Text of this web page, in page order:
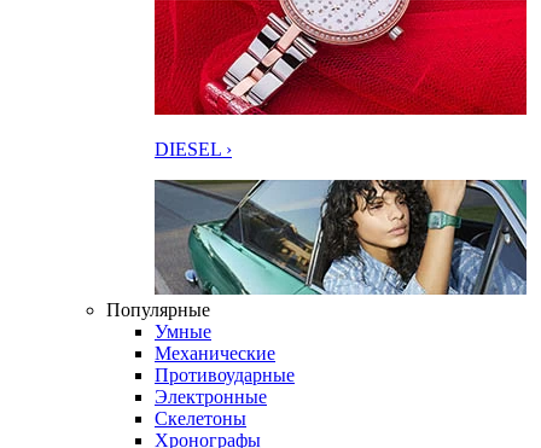
DIESEL ›
Популярные
Умные
Механические
Противоударные
Электронные
Скелетоны
Хронографы